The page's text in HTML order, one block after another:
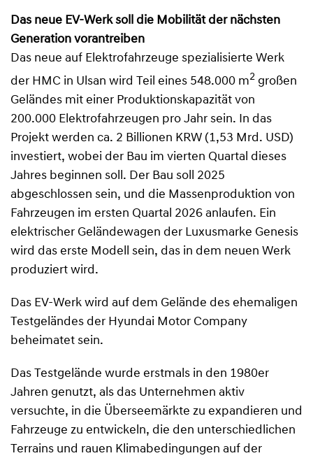
Das neue EV-Werk soll die Mobilität der nächsten
Generation vorantreiben
Das neue auf Elektrofahrzeuge spezialisierte Werk
der HMC in Ulsan wird Teil eines 548.000 m2 großen
Geländes mit einer Produktionskapazität von
200.000 Elektrofahrzeugen pro Jahr sein. In das
Projekt werden ca. 2 Billionen KRW (1,53 Mrd. USD)
investiert, wobei der Bau im vierten Quartal dieses
Jahres beginnen soll. Der Bau soll 2025
abgeschlossen sein, und die Massenproduktion von
Fahrzeugen im ersten Quartal 2026 anlaufen. Ein
elektrischer Geländewagen der Luxusmarke Genesis
wird das erste Modell sein, das in dem neuen Werk
produziert wird.
Das EV-Werk wird auf dem Gelände des ehemaligen
Testgeländes der Hyundai Motor Company
beheimatet sein.
Das Testgelände wurde erstmals in den 1980er
Jahren genutzt, als das Unternehmen aktiv
versuchte, in die Überseemärkte zu expandieren und
Fahrzeuge zu entwickeln, die den unterschiedlichen
Terrains und rauen Klimabedingungen auf der